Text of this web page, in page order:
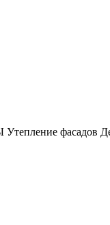
фасадов